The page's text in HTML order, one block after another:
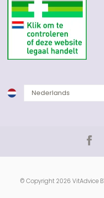
© Copyright 2026 VitAdvice